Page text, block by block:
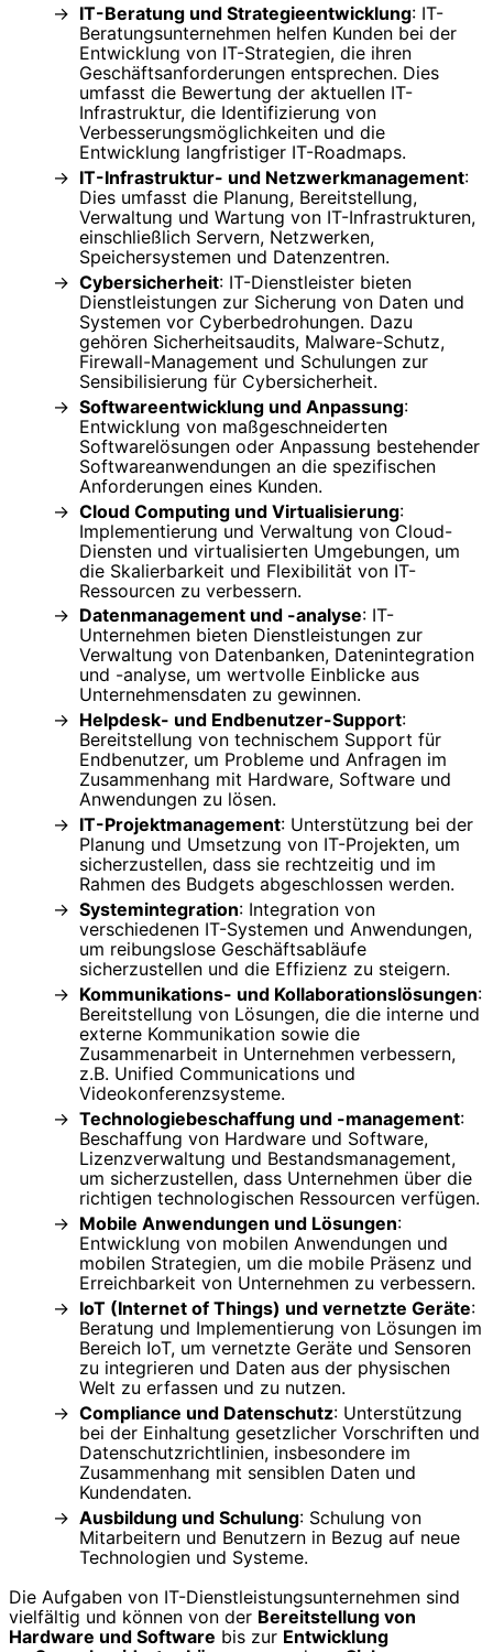
IT-Beratung und Strategieentwicklung: IT-
Beratungsunternehmen helfen Kunden bei der
Entwicklung von IT-Strategien, die ihren
Geschäftsanforderungen entsprechen. Dies
umfasst die Bewertung der aktuellen IT-
Infrastruktur, die Identifizierung von
Verbesserungsmöglichkeiten und die
Entwicklung langfristiger IT-Roadmaps.
IT-Infrastruktur- und Netzwerkmanagement:
Dies umfasst die Planung, Bereitstellung,
Verwaltung und Wartung von IT-Infrastrukturen,
einschließlich Servern, Netzwerken,
Speichersystemen und Datenzentren.
Cybersicherheit: IT-Dienstleister bieten
Dienstleistungen zur Sicherung von Daten und
Systemen vor Cyberbedrohungen. Dazu
gehören Sicherheitsaudits, Malware-Schutz,
Firewall-Management und Schulungen zur
Sensibilisierung für Cybersicherheit.
Softwareentwicklung und Anpassung:
Entwicklung von maßgeschneiderten
Softwarelösungen oder Anpassung bestehender
Softwareanwendungen an die spezifischen
Anforderungen eines Kunden.
Cloud Computing und Virtualisierung:
Implementierung und Verwaltung von Cloud-
Diensten und virtualisierten Umgebungen, um
die Skalierbarkeit und Flexibilität von IT-
Ressourcen zu verbessern.
Datenmanagement und -analyse: IT-
Unternehmen bieten Dienstleistungen zur
Verwaltung von Datenbanken, Datenintegration
und -analyse, um wertvolle Einblicke aus
Unternehmensdaten zu gewinnen.
Helpdesk- und Endbenutzer-Support:
Bereitstellung von technischem Support für
Endbenutzer, um Probleme und Anfragen im
Zusammenhang mit Hardware, Software und
Anwendungen zu lösen.
IT-Projektmanagement: Unterstützung bei der
Planung und Umsetzung von IT-Projekten, um
sicherzustellen, dass sie rechtzeitig und im
Rahmen des Budgets abgeschlossen werden.
Systemintegration: Integration von
verschiedenen IT-Systemen und Anwendungen,
um reibungslose Geschäftsabläufe
sicherzustellen und die Effizienz zu steigern.
Kommunikations- und Kollaborationslösungen:
Bereitstellung von Lösungen, die die interne und
externe Kommunikation sowie die
Zusammenarbeit in Unternehmen verbessern,
z.B. Unified Communications und
Videokonferenzsysteme.
Technologiebeschaffung und -management:
Beschaffung von Hardware und Software,
Lizenzverwaltung und Bestandsmanagement,
um sicherzustellen, dass Unternehmen über die
richtigen technologischen Ressourcen verfügen.
Mobile Anwendungen und Lösungen:
Entwicklung von mobilen Anwendungen und
mobilen Strategien, um die mobile Präsenz und
Erreichbarkeit von Unternehmen zu verbessern.
IoT (Internet of Things) und vernetzte Geräte:
Beratung und Implementierung von Lösungen im
Bereich IoT, um vernetzte Geräte und Sensoren
zu integrieren und Daten aus der physischen
Welt zu erfassen und zu nutzen.
Compliance und Datenschutz: Unterstützung
bei der Einhaltung gesetzlicher Vorschriften und
Datenschutzrichtlinien, insbesondere im
Zusammenhang mit sensiblen Daten und
Kundendaten.
Ausbildung und Schulung: Schulung von
Mitarbeitern und Benutzern in Bezug auf neue
Technologien und Systeme.
Die Aufgaben von IT-Dienstleistungsunternehmen sind
vielfältig und können von der Bereitstellung von
Hardware und Software bis zur Entwicklung